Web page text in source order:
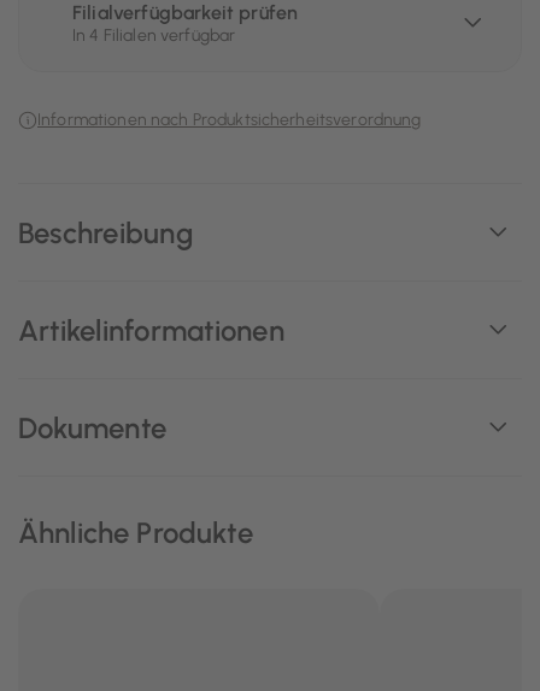
Beschreibung
Artikelinformationen
Dokumente
Filialverfügbarkeit prüfen
In 4 Filialen verfügbar
Informationen nach Produktsicherheitsverordnung